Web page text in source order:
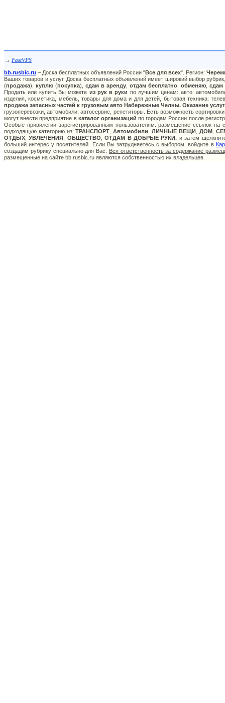
→ FastVPS
bb.rusbic.ru – Доска бесплатных объявлений России "Все для всех". Регион:
Ваших товаров и услуг. Доска бесплатных объявлений имеет широкий выбор
(продажа), куплю (покупка), сдам в аренду отдам бесплатно обменяю сдам
Продать или купить Вы можете из рук в руки по лучшим ценам: авто:
изделия, косметика, мебель, товары для дома и для детей, бытовая техника:
продажа запасных частей к грузовым авто Набережные Челны. Оказание
грузоперевозки, автомобили, автосервис, репетиторы. Есть возможность
могут внести предприятие в каталог организаций по городам России после
Особые привилегии зарегистрированным пользователям: размещение ссылок
подходящую категорию из:ТРАНСПОРТ ,Автомобили ,ЛИЧНЫЕ ВЕЩИ, ДОМ,
ОТДЫХ ,УВЛЕЧЕНИЯ ОБЩЕСТВО ,ОТДАМ В ДОБРЫЕ РУКИ. и затем
больший интерес у посетителей. Если Вы затрудняетесь с выбором, войдите в
создадим рубрику специально для Вас. Вся ответственность за содержание
размещенные на сайте bb.rusbic.ru являются собственностью их владельцев.